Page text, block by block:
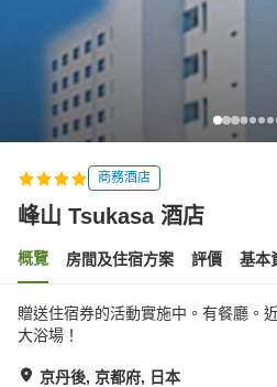
商務酒店
峰山 Tsukasa 酒店
概覽 房間及住宿方案 評價 基本
贈送住宿券的活動實施中。有餐廳。
大浴場！
京丹後, 京都府, 日本